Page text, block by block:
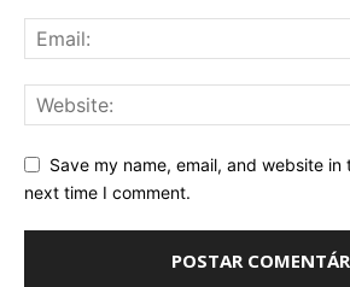
Save my name, email, and website
next time I comment.